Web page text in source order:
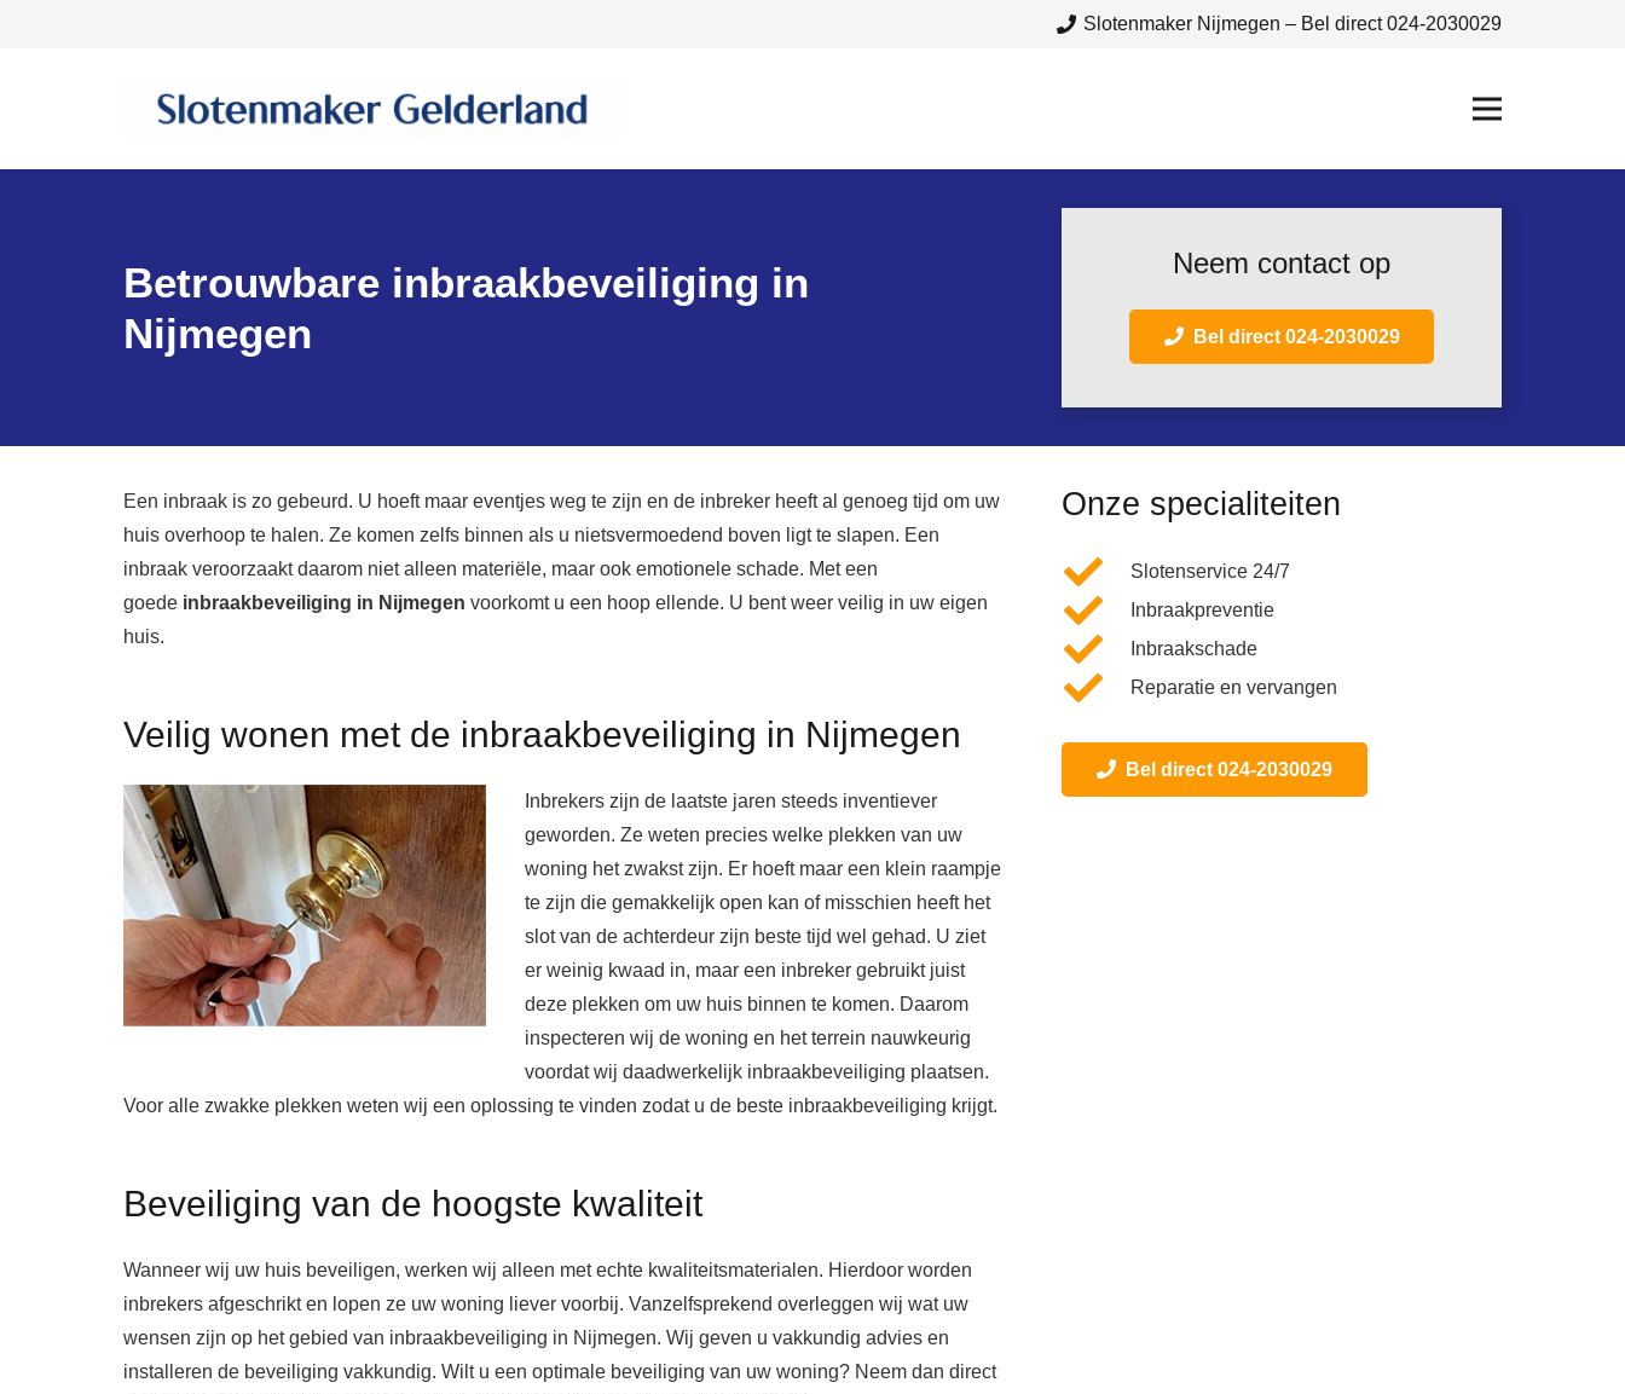
Slotenmaker Nijmegen – Bel direct 024-2030029
Betrouwbare inbraakbeveiliging in
Nijmegen
Neem contact op
Bel direct 024-2030029
Een inbraak is zo gebeurd. U hoeft maar eventjes weg te zijn en de inbreker heeft al genoeg tijd om uw
huis overhoop te halen. Ze komen zelfs binnen als u nietsvermoedend boven ligt te slapen. Een
inbraak veroorzaakt daarom niet alleen materiële, maar ook emotionele schade. Met een
goede inbraakbeveiliging in Nijmegen voorkomt u een hoop ellende. U bent weer veilig in uw eigen
huis.
Veilig wonen met de inbraakbeveiliging in Nijmegen
Inbrekers zijn de laatste jaren steeds inventiever
geworden. Ze weten precies welke plekken van uw
woning het zwakst zijn. Er hoeft maar een klein raampje
te zijn die gemakkelijk open kan of misschien heeft het
slot van de achterdeur zijn beste tijd wel gehad. U ziet
er weinig kwaad in, maar een inbreker gebruikt juist
deze plekken om uw huis binnen te komen. Daarom
inspecteren wij de woning en het terrein nauwkeurig
voordat wij daadwerkelijk inbraakbeveiliging plaatsen.
Voor alle zwakke plekken weten wij een oplossing te vinden zodat u de beste inbraakbeveiliging krijgt.
Beveiliging van de hoogste kwaliteit
Wanneer wij uw huis beveiligen, werken wij alleen met echte kwaliteitsmaterialen. Hierdoor worden
inbrekers afgeschrikt en lopen ze uw woning liever voorbij. Vanzelfsprekend overleggen wij wat uw
wensen zijn op het gebied van inbraakbeveiliging in Nijmegen. Wij geven u vakkundig advies en
installeren de beveiliging vakkundig. Wilt u een optimale beveiliging van uw woning? Neem dan direct
Onze specialiteiten
Slotenservice 24/7
Inbraakpreventie
Inbraakschade
Reparatie en vervangen
Bel direct 024-2030029